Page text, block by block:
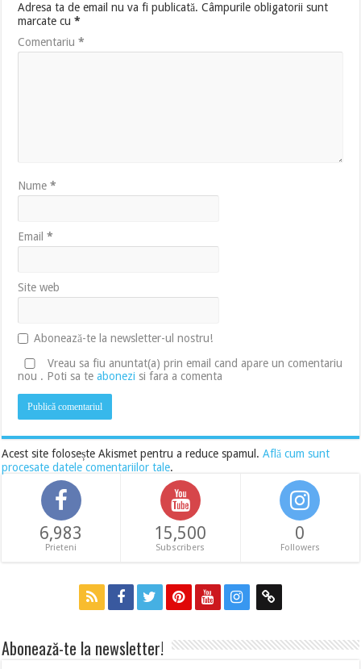
Adresa ta de email nu va fi publicată. Câmpurile obligatorii sunt
marcate cu*
Comentariu*
Nume*
Email*
Site web
Abonează-te la newsletter-ul nostru!
Vreau sa fiu anuntat(a) prin email cand apare un comentariu
nou . Poti sa teabonezi si fara a comenta
Acest site folosește Akismet pentru a reduce spamul.Află cum sunt
procesate datele comentariilor tale.
6,983
Prieteni
15,500
Subscribers
0
Followers
Abonează-te la newsletter!